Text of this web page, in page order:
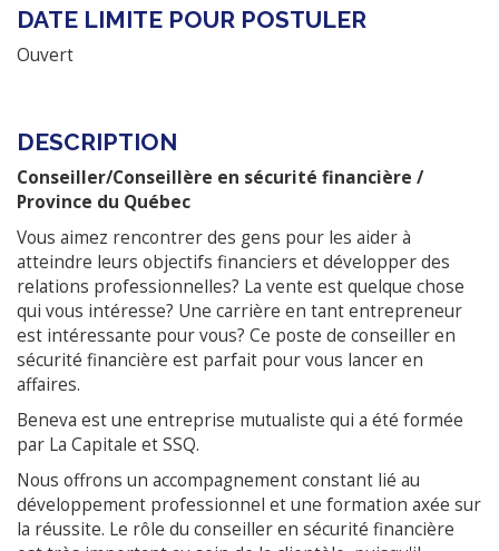
DATE LIMITE POUR POSTULER
Ouvert
DESCRIPTION
Conseiller/Conseillère en sécurité financière /
Province du Québec
Vous aimez rencontrer des gens pour les aider à
atteindre leurs objectifs financiers et développer des
relations professionnelles? La vente est quelque chose
qui vous intéresse? Une carrière en tant entrepreneur
est intéressante pour vous? Ce poste de conseiller en
sécurité financière est parfait pour vous lancer en
affaires.
Beneva est une entreprise mutualiste qui a été formée
par La Capitale et SSQ.
Nous offrons un accompagnement constant lié au
développement professionnel et une formation axée sur
la réussite. Le rôle du conseiller en sécurité financière